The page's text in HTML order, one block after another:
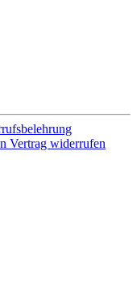
Vertrag widerrufen